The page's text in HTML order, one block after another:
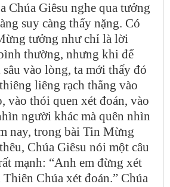
Chúa Giêsu nghe qua tưởng
suy càng thấy nặng. Có
tưởng như chỉ là lời
thường, nhưng khi để
vào lòng, ta mới thấy đó
liêng rạch thẳng vào
vào thói quen xét đoán, vào
người khác mà quên nhìn
nay, trong bài Tin Mừng
Chúa Giêsu nói một câu
mạnh: “Anh em đừng xét
Chúa xét đoán.” Chúa